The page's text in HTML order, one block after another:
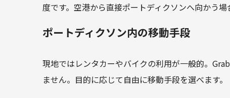
度です。空港から直接ポートディクソンへ向かう場
ポートディクソン内の移動手段
現地ではレンタカーやバイクの利用が一般的。
ません。目的に応じて自由に移動手段を選べます。